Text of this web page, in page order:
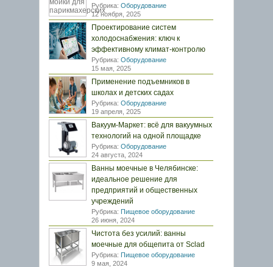
Рубрика: Оборудование
12 ноября, 2025
Проектирование систем
холодоснабжения: ключ к
эффективному климат-контролю
Рубрика: Оборудование
15 мая, 2025
Применение подъемников в
школах и детских садах
Рубрика: Оборудование
19 апреля, 2025
Вакуум-Маркет: всё для вакуумных
технологий на одной площадке
Рубрика: Оборудование
24 августа, 2024
Ванны моечные в Челябинске:
идеальное решение для
предприятий и общественных
учреждений
Рубрика: Пищевое оборудование
26 июня, 2024
Чистота без усилий: ванны
моечные для общепита от Sclad
Рубрика: Пищевое оборудование
9 мая, 2024